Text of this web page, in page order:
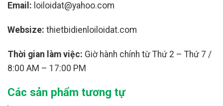
Email: loiloidat@yahoo.com
Websize: thietbidienloiloidat.com
Thời gian làm việc: Giờ hành chính từ Thứ 2 – Thứ 7 /
8:00 AM – 17:00 PM
Các sản phẩm tương tự